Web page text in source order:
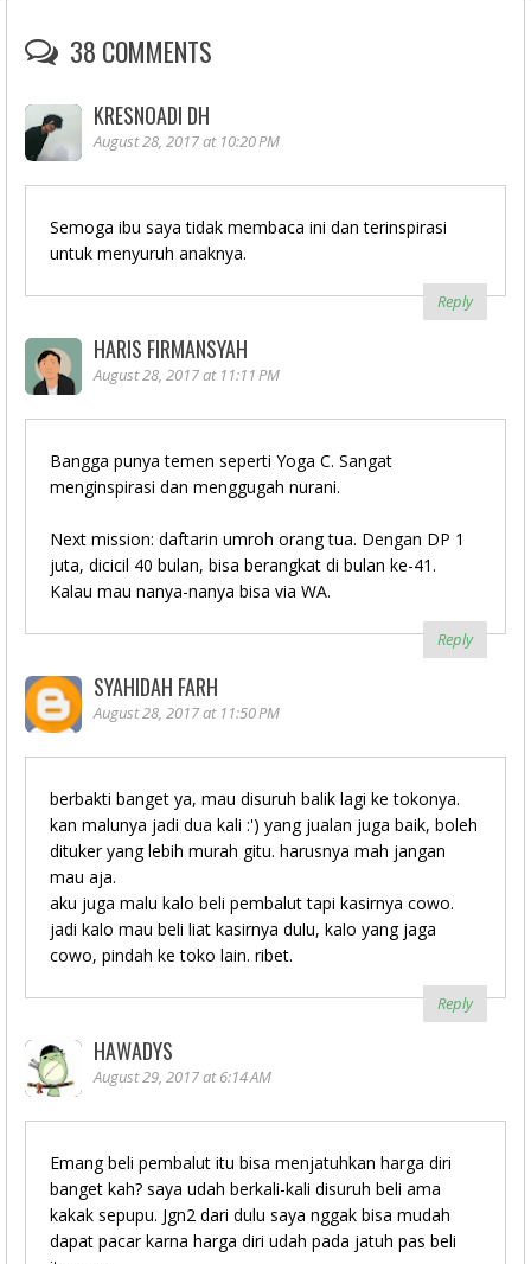
38 COMMENTS
KRESNOADI DH
August 28, 2017 at 10:20 PM
Semoga ibu saya tidak membaca ini dan terinspirasi
untuk menyuruh anaknya.
Reply
HARIS FIRMANSYAH
August 28, 2017 at 11:11 PM
Bangga punya temen seperti Yoga C. Sangat
menginspirasi dan menggugah nurani.
Next mission: daftarin umroh orang tua. Dengan DP 1
juta, dicicil 40 bulan, bisa berangkat di bulan ke-41.
Kalau mau nanya-nanya bisa via WA.
Reply
SYAHIDAH FARH
August 28, 2017 at 11:50 PM
berbakti banget ya, mau disuruh balik lagi ke tokonya.
kan malunya jadi dua kali :') yang jualan juga baik, boleh
dituker yang lebih murah gitu. harusnya mah jangan
mau aja.
aku juga malu kalo beli pembalut tapi kasirnya cowo.
jadi kalo mau beli liat kasirnya dulu, kalo yang jaga
cowo, pindah ke toko lain. ribet.
Reply
HAWADYS
August 29, 2017 at 6:14 AM
Emang beli pembalut itu bisa menjatuhkan harga diri
banget kah? saya udah berkali-kali disuruh beli ama
kakak sepupu. Jgn2 dari dulu saya nggak bisa mudah
dapat pacar karna harga diri udah pada jatuh pas beli